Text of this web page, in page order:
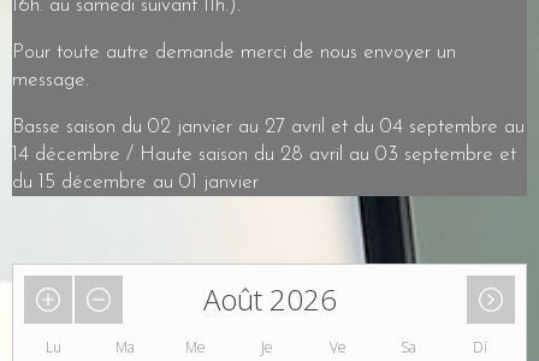
16h. au samedi suivant 11h.).
Pour toute autre demande merci de nous envoyer un
message.
Basse saison du 02 janvier au 27 avril et du 04 septembre au
14 décembre / Haute saison du 28 avril au 03 septembre et
du 15 décembre au 01 janvier
Août 2026
Lu Ma Me Je Ve Sa Di